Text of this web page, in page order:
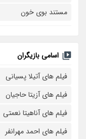
مستند بوی خون
اسامی بازیگران
فیلم های آتیلا پسیانی
فیلم های آزیتا حاجیان
فیلم های آناهیتا نعمتی
فیلم های احمد مهرانفر